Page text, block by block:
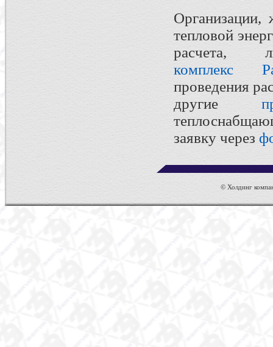
Организации,
тепловой
расчета,
комплекс
проведения
другие
заявку через
© Холдинг